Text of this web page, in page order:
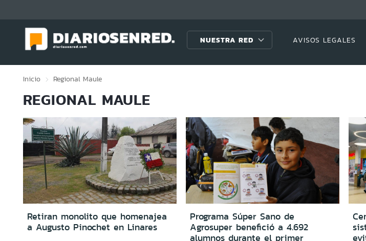
NUESTRA RED AVISOS LEGALES
Inicio Regional Maule
REGIONAL MAULE
Retiran monolito que homenajea
a Augusto Pinochet en Linares
Programa Súper Sano de
Agrosuper benefició a 4.692
alumnos durante el primer